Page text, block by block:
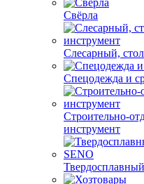
Свёрла
Слесарный,
Спецодежда и
Строительно-
инструмент